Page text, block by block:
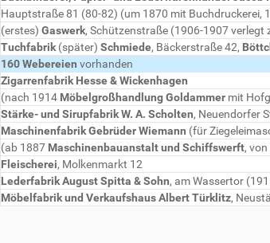
Hauptstraße 81 (80-82) (um 1870 mit Buchdruckerei,
(erstes) Gaswerk, Schützenstraße (1906-1907 verlegt
Tuchfabrik (später) Schmiede, Bäckerstraße 42,
160 Webereien vorhanden
Zigarrenfabrik Hesse & Wickenhagen
(nach 1914 Möbelgroßhandlung Goldammer mit
Stärke- und Sirupfabrik W. A. Scholten, Neuendorfer
Maschinenfabrik Gebrüder Wiemann (für
(ab 1887 Maschinenbauanstalt und Schiffswerft,
Fleischerei, Molkenmarkt 12
Lederfabrik August Spitta & Sohn, am Wassertor
Möbelfabrik und Verkaufshaus Albert Türklitz,